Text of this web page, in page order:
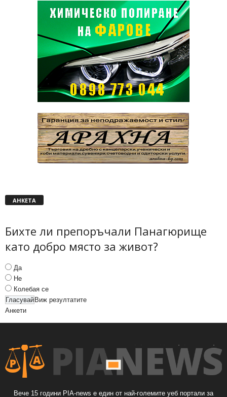
АНКЕТА
Бихте ли препоръчали Панагюрище
като добро място за живот?
Да
Не
Колебая се
Виж резултатите
Анкети
Вече 15 години PIA-news е един от най-големите уеб портали за